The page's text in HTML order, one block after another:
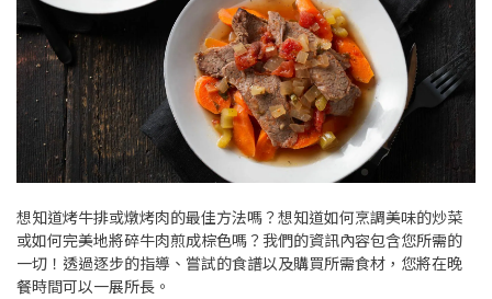
想知道烤牛排或燉烤肉的最佳方法嗎？想知道如何烹調美味的炒菜
或如何完美地將碎牛肉煎成棕色嗎？我們的資訊內容包含您所需的
一切！透過逐步的指導、嘗試的食譜以及購買所需食材，您將在晚
餐時間可以一展所長。